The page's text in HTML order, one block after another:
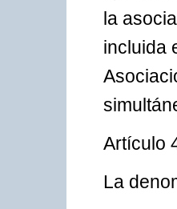
la
incluida
Artículo
La